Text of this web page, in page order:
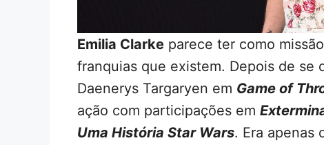
Emilia Clarke parece ter como
franquias que existem. Depois de
Daenerys Targaryen em Game of
ação com participações em
Uma História Star Wars. Era apenas